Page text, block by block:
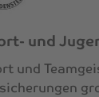
und
und